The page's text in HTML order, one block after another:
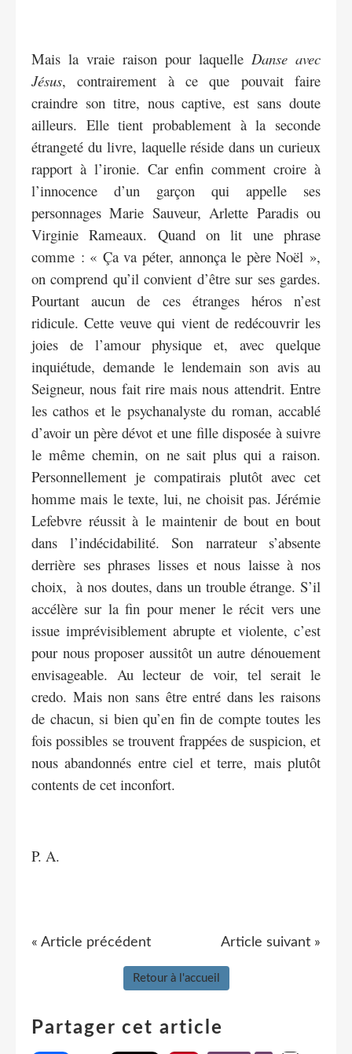
Mais la vraie raison pour laquelle Danse avec
Jésus, contrairement à ce que pouvait faire
craindre son titre, nous captive, est sans doute
ailleurs. Elle tient probablement à la seconde
étrangeté du livre, laquelle réside dans un curieux
rapport à l’ironie. Car enfin comment croire à
l’innocence d’un garçon qui appelle ses
personnages Marie Sauveur, Arlette Paradis ou
Virginie Rameaux. Quand on lit une phrase
comme : « Ça va péter, annonça le père Noël »,
on comprend qu’il convient d’être sur ses gardes.
Pourtant aucun de ces étranges héros n’est
ridicule. Cette veuve qui vient de redécouvrir les
joies de l’amour physique et, avec quelque
inquiétude, demande le lendemain son avis au
Seigneur, nous fait rire mais nous attendrit. Entre
les cathos et le psychanalyste du roman, accablé
d’avoir un père dévot et une fille disposée à suivre
le même chemin, on ne sait plus qui a raison.
Personnellement je compatirais plutôt avec cet
homme mais le texte, lui, ne choisit pas. Jérémie
Lefebvre réussit à le maintenir de bout en bout
dans l’indécidabilité. Son narrateur s’absente
derrière ses phrases lisses et nous laisse à nos
choix, à nos doutes, dans un trouble étrange. S’il
accélère sur la fin pour mener le récit vers une
issue imprévisiblement abrupte et violente, c’est
pour nous proposer aussitôt un autre dénouement
envisageable. Au lecteur de voir, tel serait le
credo. Mais non sans être entré dans les raisons
de chacun, si bien qu’en fin de compte toutes les
fois possibles se trouvent frappées de suspicion, et
nous abandonnés entre ciel et terre, mais plutôt
contents de cet inconfort.
P. A.
« Article précédent Article suivant »
Retour à l'accueil
Partager cet article